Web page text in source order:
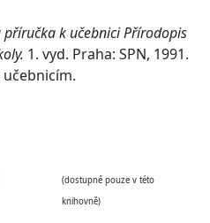
příručka k učebnici Přírodopis
1. vyd. Praha: SPN, 1991.
(dostupné pouze v této
knihovně)